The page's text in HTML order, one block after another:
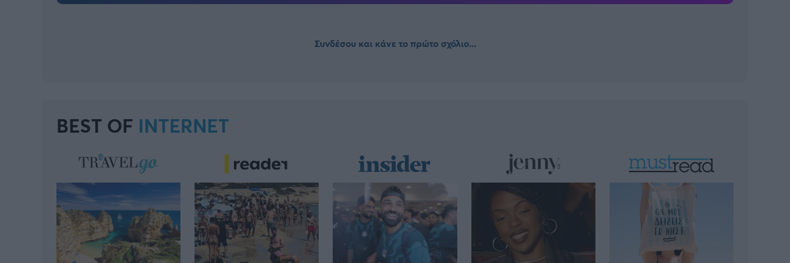
Συνδέσου και κάνε το πρώτο σχόλιο...
BEST OF INTERNET